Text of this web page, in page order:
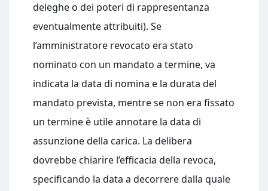
deleghe o dei poteri di rappresentanza
eventualmente attribuiti). Se
l’amministratore revocato era stato
nominato con un mandato a termine, va
indicata la data di nomina e la durata del
mandato prevista, mentre se non era fissato
un termine è utile annotare la data di
assunzione della carica. La delibera
dovrebbe chiarire l’efficacia della revoca,
specificando la data a decorrere dalla quale